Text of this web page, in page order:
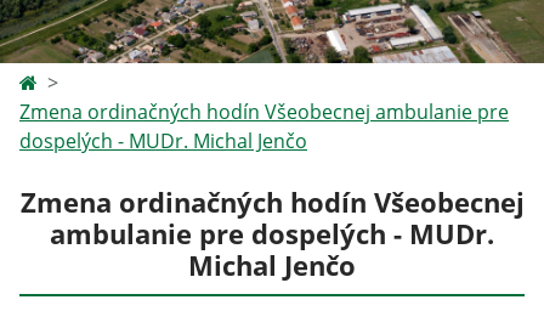
Zmena ordinačných hodín Všeobecnej ambulanie pre
dospelých - MUDr. Michal Jenčo
Zmena ordinačných hodín Všeobecnej
ambulanie pre dospelých - MUDr.
Michal Jenčo